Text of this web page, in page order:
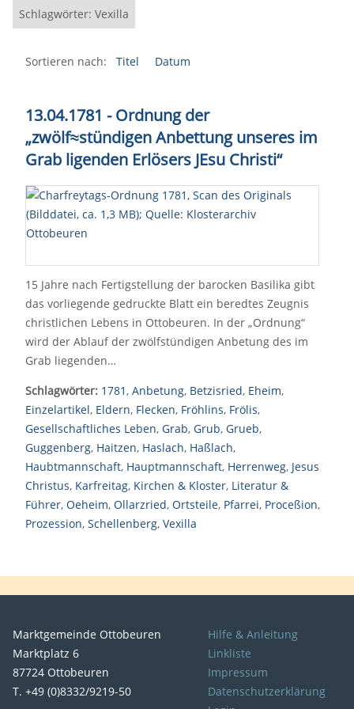
Schlagwörter: Vexilla
Sortieren nach: Titel Datum
13.04.1781 - Ordnung der
„zwölf≈stündigen Anbettung unseres im
Grab ligenden Erlösers JEsu Christi“
15 Jahre nach Fertigstellung der barocken Basilika gibt
das vorliegende gedruckte Blatt ein beredtes Zeugnis
christlichen Lebens in Ottobeuren. In der „Ordnung“
wird der Ablauf der zwölfstündigen Anbetung des im
Grab liegenden…
Schlagwörter: 1781, Anbetung, Betzisried, Eheim,
Einzelartikel, Eldern, Flecken, Fröhlins, Frölis,
Gesellschaftliches Leben, Grab, Grub, Grueb,
Guggenberg, Haitzen, Haslach, Haßlach,
Haubtmannschaft, Hauptmannschaft, Herrenweg, Jesus
Christus, Karfreitag, Kirchen & Kloster, Literatur &
Führer, Oeheim, Ollarzried, Ortsteile, Pfarrei, Proceßion,
Prozession, Schellenberg, Vexilla
Marktgemeinde Ottobeuren
Marktplatz 6
87724 Ottobeuren
T. +49 (0)8332/9219-50
Hilfe & Anleitung
Linkliste
Impressum
Datenschutzerklärung